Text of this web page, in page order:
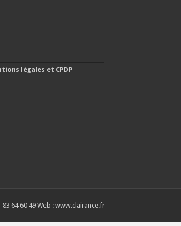
légales et CPDP
64 60 49 Web : www.clairance.fr